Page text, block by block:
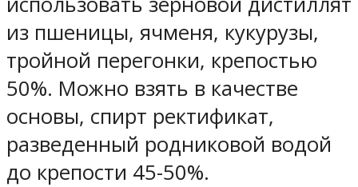
из пшеницы, ячменя, кукурузы,
тройной перегонки, крепостью
50%. Можно взять в качестве
основы, спирт ректификат,
разведенный родниковой водой
до крепости 45-50%.